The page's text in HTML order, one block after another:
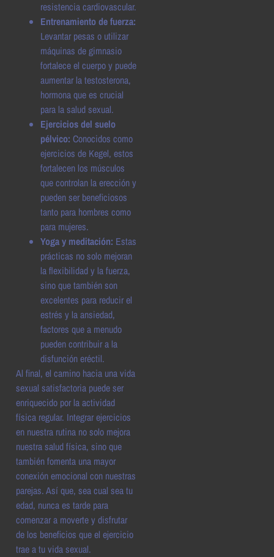
resistencia cardiovascular.
Entrenamiento de fuerza:
Levantar pesas o utilizar
máquinas de gimnasio
fortalece el cuerpo y puede
aumentar la testosterona,
hormona que es crucial
para la salud sexual.
Ejercicios del suelo
pélvico: Conocidos como
ejercicios de Kegel, estos
fortalecen los músculos
que controlan la erección y
pueden ser beneficiosos
tanto para hombres como
para mujeres.
Yoga y meditación: Estas
prácticas no solo mejoran
la flexibilidad y la fuerza,
sino que también son
excelentes para reducir el
estrés y la ansiedad,
factores que a menudo
pueden contribuir a la
disfunción eréctil.
Al final, el camino hacia una vida
sexual satisfactoria puede ser
enriquecido por la actividad
física regular. Integrar ejercicios
en nuestra rutina no solo mejora
nuestra salud física, sino que
también fomenta una mayor
conexión emocional con nuestras
parejas. Así que, sea cual sea tu
edad, nunca es tarde para
comenzar a moverte y disfrutar
de los beneficios que el ejercicio
trae a tu vida sexual.